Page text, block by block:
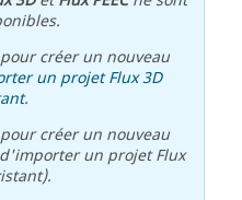
créer un nouveau
un projet Flux 3D
.
créer un nouveau
un projet Flux